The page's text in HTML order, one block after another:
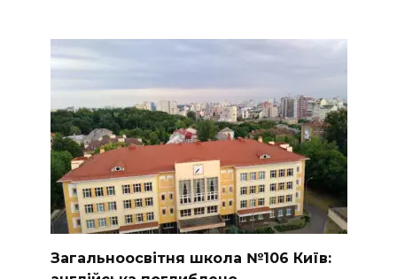
Загальноосвітня школа №106 Київ: